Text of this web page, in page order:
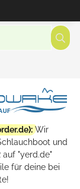
): Wir
und
auf "yerd.de"
für deine bei